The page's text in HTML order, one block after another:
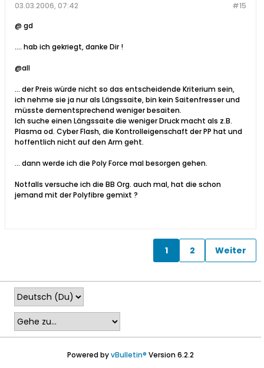
#15
03.03.2006, 07:42
@ gd
.... hab ich gekriegt, danke Dir !
@all
... der Preis würde nicht so das entscheidende Kriterium sein,
ich nehme sie ja nur als Längssaite, bin kein Saitenfresser und
müsste dementsprechend weniger besaiten.
Ich suche einen Längssaite die weniger Druck macht als z.B.
Plasma od. Cyber Flash, die Kontrolleigenschaft der PP hat und
hoffentlich nicht auf den Arm geht.
... dann werde ich die Poly Force mal besorgen gehen.
Notfalls versuche ich die BB Org. auch mal, hat die schon
jemand mit der Polyfibre gemixt ?
1 2 Weiter
Powered byvBulletin® Version 6.2.2